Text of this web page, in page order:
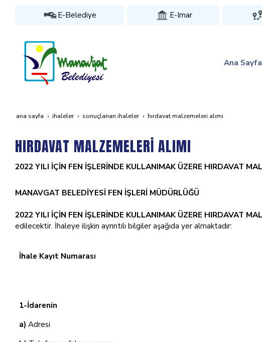
E-Belediye E-Imar
Ana Sayfa
ana sayfa i̇haleler sonuçlanan i̇haleler hirdavat malzemeleri̇ alimi
HIRDAVAT MALZEMELERİ ALIMI
2022 YILI İÇİN FEN İŞLERİNDE KULLANIMAK ÜZERE HIRDAVAT
MANAVGAT BELEDİYESİ FEN İŞLERİ MÜDÜRLÜĞÜ
2022 YILI İÇİN FEN İŞLERİNDE KULLANIMAK ÜZERE HIRDAVAT
edilecektir. İhaleye ilişkin ayrıntılı bilgiler aşağıda yer almaktadır:
İhale Kayıt Numarası
1-İdarenin
a) Adresi